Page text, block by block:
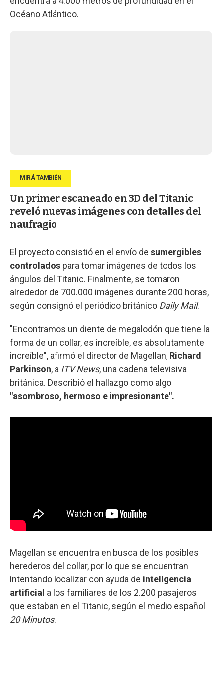
Océano Atlántico.
Un primer escaneado en 3D del Titanic
reveló nuevas imágenes con detalles del
naufragio
El proyecto consistió en el envío de sumergibles
controlados para tomar imágenes de todos los
ángulos del Titanic. Finalmente, se tomaron
alrededor de 700.000 imágenes durante 200 horas,
según consignó el periódico británico Daily Mail.
"Encontramos un diente de megalodón que tiene la
forma de un collar, es increíble, es absolutamente
increíble", afirmó el director de Magellan, Richard
Parkinson, a ITV News, una cadena televisiva
británica. Describió el hallazgo como algo
"asombroso, hermoso e impresionante".
Magellan se encuentra en busca de los posibles
herederos del collar, por lo que se encuentran
intentando localizar con ayuda de inteligencia
artificial a los familiares de los 2.200 pasajeros
que estaban en el Titanic, según el medio español
20 Minutos.